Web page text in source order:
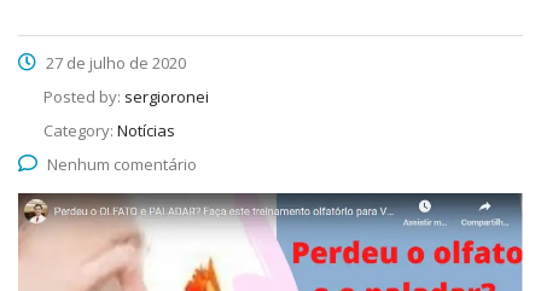
27 de julho de 2020
Posted by: sergioronei
Category: Notícias
Nenhum comentário